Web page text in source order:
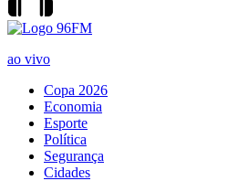
ao vivo
Copa 2026
Economia
Esporte
Política
Segurança
Cidades